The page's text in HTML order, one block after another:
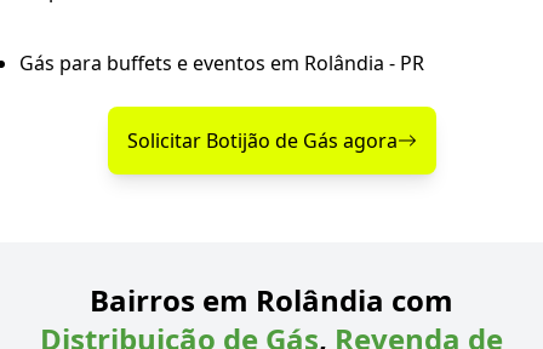
Gás para buffets e eventos em Rolândia - PR
Solicitar Botijão de Gás agora
Bairros em Rolândia com
Distribuição de Gás, Revenda de